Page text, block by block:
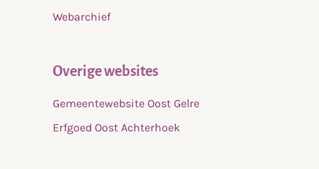
Webarchief
Overige websites
Gemeentewebsite Oost Gelre
Erfgoed Oost Achterhoek